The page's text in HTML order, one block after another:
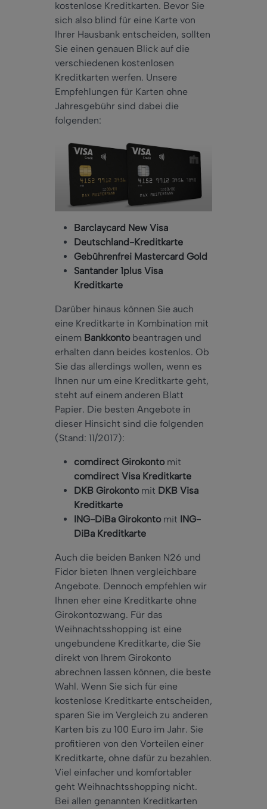
kostenlose Kreditkarten. Bevor Sie
sich also blind für eine Karte von
Ihrer Hausbank entscheiden, sollten
Sie einen genauen Blick auf die
verschiedenen kostenlosen
Kreditkarten werfen. Unsere
Empfehlungen für Karten ohne
Jahresgebühr sind dabei die
folgenden:
Barclaycard New Visa
Deutschland-Kreditkarte
Gebührenfrei Mastercard Gold
Santander 1plus Visa
Kreditkarte
Darüber hinaus können Sie auch
eine Kreditkarte in Kombination mit
einem Bankkontobeantragen und
erhalten dann beides kostenlos. Ob
Sie das allerdings wollen, wenn es
Ihnen nur um eine Kreditkarte geht,
steht auf einem anderen Blatt
Papier. Die besten Angebote in
dieser Hinsicht sind die folgenden
(Stand: 11/2017):
comdirect Girokontomit
comdirect Visa Kreditkarte
DKB Girokontomit DKB Visa
Kreditkarte
ING-DiBa Girokontomit
ING-
DiBa Kreditkarte
Auch die beiden Banken N26 und
Fidor bieten Ihnen vergleichbare
Angebote. Dennoch empfehlen wir
Ihnen eher eine Kreditkarte ohne
Girokontozwang. Für das
Weihnachtsshopping ist eine
ungebundene Kreditkarte, die Sie
direkt von Ihrem Girokonto
abrechnen lassen können, die beste
Wahl. Wenn Sie sich für eine
kostenlose Kreditkarte entscheiden,
sparen Sie im Vergleich zu anderen
Karten bis zu 100 Euro im Jahr. Sie
profitieren von den Vorteilen einer
Kreditkarte, ohne dafür zu bezahlen.
Viel einfacher und komfortabler
geht Weihnachtsshopping nicht.
Bei allen genannten Kreditkarten